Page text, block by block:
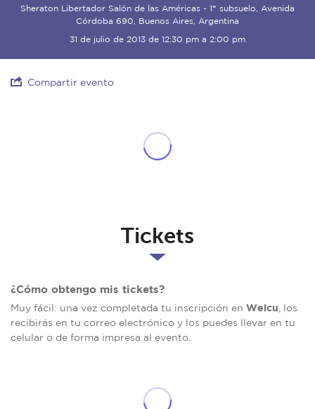
Sheraton Libertador Salón de las Américas - 1° subsuelo, Avenida
Córdoba 690, Buenos Aires, Argentina
31 de julio de 2013 de 12:30 pm a 2:00 pm
Compartir evento
Tickets
¿Cómo obtengo mis tickets?
Muy fácil: una vez completada tu inscripción en Welcu , los
recibirás en tu correo electrónico y los puedes llevar en tu
celular o de forma impresa al evento.